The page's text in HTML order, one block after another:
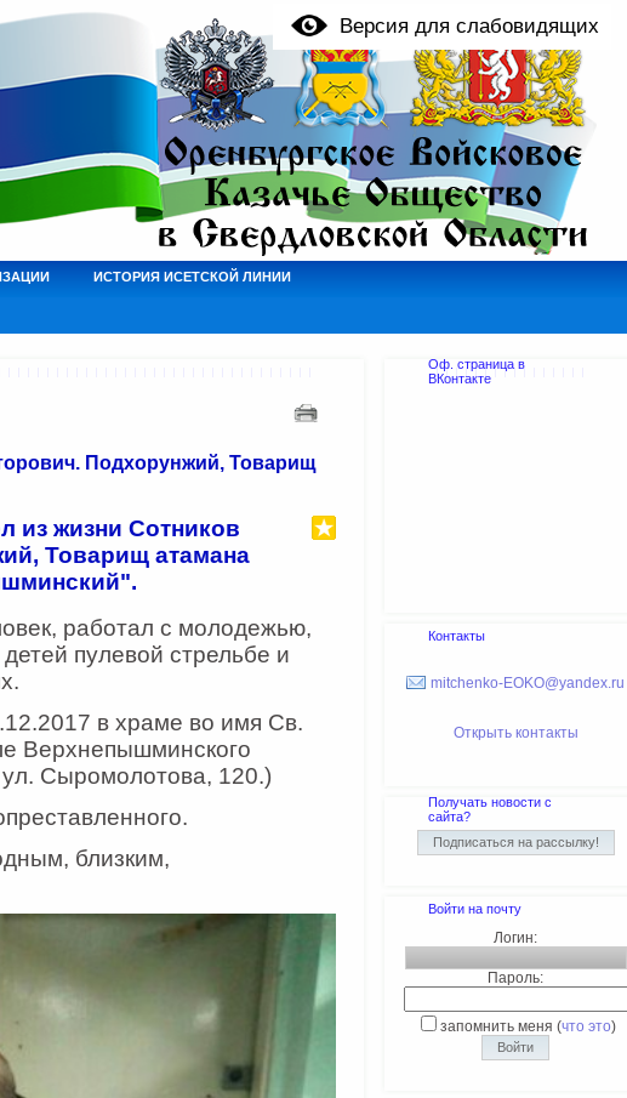
Версия для слабовидящих
ИСТОРИЯ ИСЕТСКОЙ ЛИНИИ
Подхорунжий, Товарищ
из жизни Сотников
Товарищ атамана
работал с молодежью,
пулевой стрельбе и
в храме во имя Св.
Верхнепышминского
Сыромолотова, 120.)
близким,
Оф. страница в
ВКонтакте
Контакты
mitchenko-EOKO@yandex.ru
Открыть контакты
Получать новости с
сайта?
Войти на почту
Логин:
Пароль:
запомнить меня (что это)